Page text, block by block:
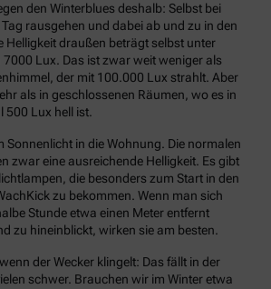
den Winterblues deshalb: Selbst bei
rausgehen und dabei ab und zu in den
Helligkeit draußen beträgt selbst unter
Lux. Das ist zwar weit weniger als
der mit 100.000 Lux strahlt. Aber
als in geschlossenen Räumen, wo es in
500 Lux hell ist.
Sonnenlicht in die Wohnung. Die normalen
zwar eine ausreichende Helligkeit. Es gibt
die besonders zum Start in den
zu bekommen. Wenn man sich
Stunde etwa einen Meter entfernt
zu hineinblickt, wirken sie am besten.
der Wecker klingelt: Das fällt in der
schwer. Brauchen wir im Winter etwa